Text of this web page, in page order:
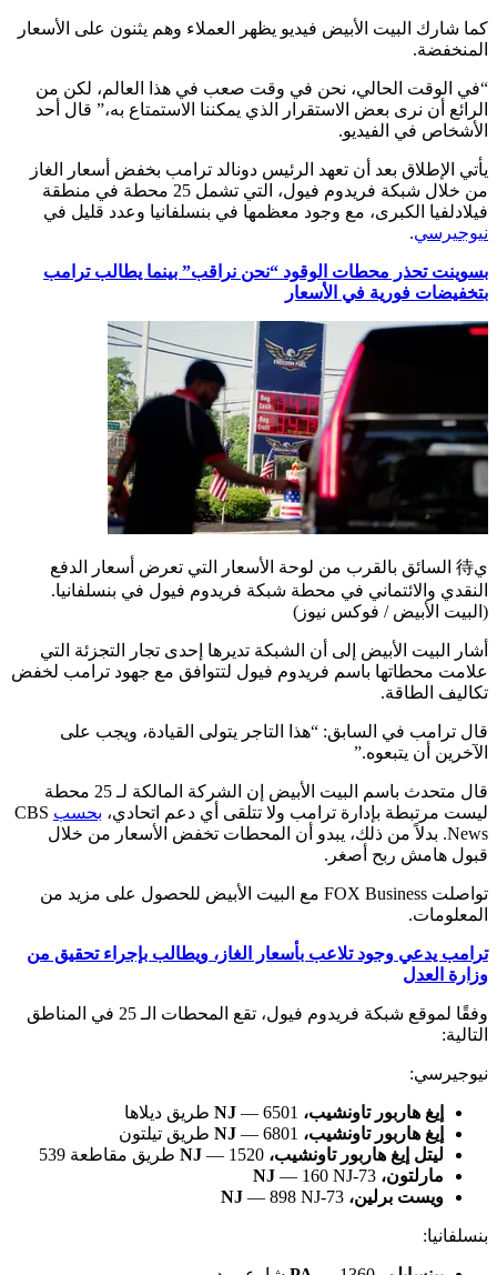
كما شارك البيت الأبيض فيديو يظهر العملاء وهم يثنون على الأسعار
المنخفضة.
“في الوقت الحالي، نحن في وقت صعب في هذا العالم، لكن من
الرائع أن نرى بعض الاستقرار الذي يمكننا الاستمتاع به،” قال أحد
الأشخاص في الفيديو.
يأتي الإطلاق بعد أن تعهد الرئيس دونالد ترامب بخفض أسعار الغاز
من خلال شبكة فريدوم فيول، التي تشمل 25 محطة في منطقة
فيلادلفيا الكبرى، مع وجود معظمها في بنسلفانيا وعدد قليل في
نيوجيرسي.
بسوينت تحذر محطات الوقود “نحن نراقب” بينما يطالب ترامب
بتخفيضات فورية في الأسعار
ي待 السائق بالقرب من لوحة الأسعار التي تعرض أسعار الدفع
النقدي والائتماني في محطة شبكة فريدوم فيول في بنسلفانيا.
(البيت الأبيض / فوكس نيوز)
أشار البيت الأبيض إلى أن الشبكة تديرها إحدى تجار التجزئة التي
علامت محطاتها باسم فريدوم فيول لتتوافق مع جهود ترامب لخفض
تكاليف الطاقة.
قال ترامب في السابق: “هذا التاجر يتولى القيادة، ويجب على
الآخرين أن يتبعوه.”
قال متحدث باسم البيت الأبيض إن الشركة المالكة لـ 25 محطة
ليست مرتبطة بإدارة ترامب ولا تتلقى أي دعم اتحادي، بحسب CBS
News. بدلاً من ذلك، يبدو أن المحطات تخفض الأسعار من خلال
قبول هامش ربح أصغر.
تواصلت FOX Business مع البيت الأبيض للحصول على مزيد من
المعلومات.
ترامب يدعي وجود تلاعب بأسعار الغاز، ويطالب بإجراء تحقيق من
وزارة العدل
وفقًا لموقع شبكة فريدوم فيول، تقع المحطات الـ 25 في المناطق
التالية:
نيوجيرسي:
إيغ هاربور تاونشيب، NJ — 6501 طريق ديلاها
إيغ هاربور تاونشيب، NJ — 6801 طريق تيلتون
ليتل إيغ هاربور تاونشيب، NJ — 1520 طريق مقاطعة 539
مارلتون، NJ — 160 NJ-73
ويست برلين، NJ — 898 NJ-73
بنسلفانيا: